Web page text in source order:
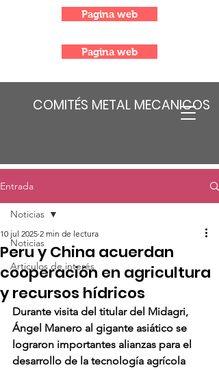
COMITÉS METAL MECANICOS
Pagina web
Pagina web
Entrada
Noticias
Articulos de interés
Noticias
Peru y China acuerdan
cooperación en agricultura
y recursos hídricos
10 jul 2025 2 min de lectura
Durante visita del titular del Midagri,
Ángel Manero al gigante asiático se
lograron importantes alianzas para el
desarrollo de la tecnología agrícola